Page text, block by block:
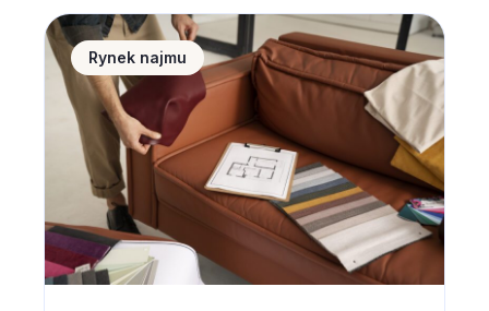
Home staging &#8211; 10 porad jak urządzić
Rynek najmu